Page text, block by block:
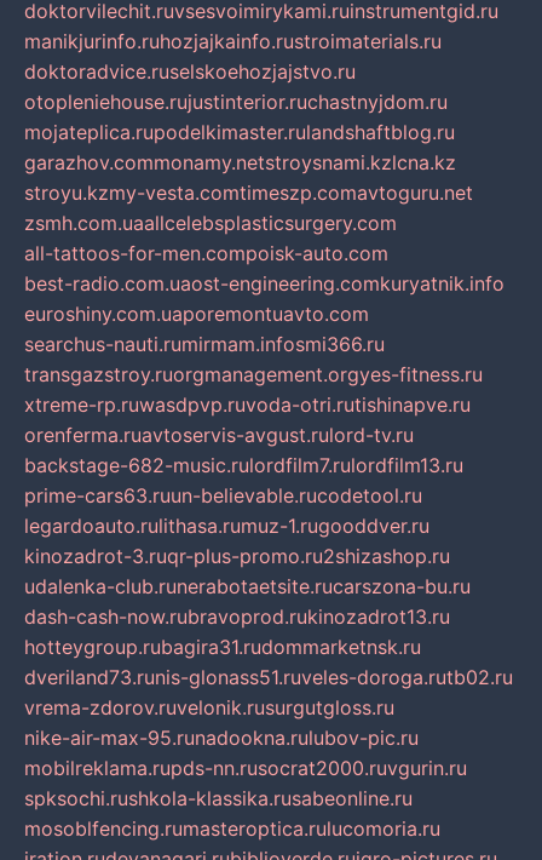
doktorvilechit.ruvsesvoimirykami.ruinstrumentgid.ru
manikjurinfo.ruhozjajkainfo.rustroimaterials.ru
doktoradvice.ruselskoehozjajstvo.ru
otopleniehouse.rujustinterior.ruchastnyjdom.ru
mojateplica.rupodelkimaster.rulandshaftblog.ru
garazhov.commonamy.netstroysnami.kzlcna.kz
stroyu.kzmy-vesta.comtimeszp.comavtoguru.net
zsmh.com.uaallcelebsplasticsurgery.com
all-tattoos-for-men.compoisk-auto.com
best-radio.com.uaost-engineering.comkuryatnik.info
euroshiny.com.uaporemontuavto.com
searchus-nauti.rumirmam.infosmi366.ru
transgazstroy.ruorgmanagement.orgyes-fitness.ru
xtreme-rp.ruwasdpvp.ruvoda-otri.rutishinapve.ru
orenferma.ruavtoservis-avgust.rulord-tv.ru
backstage-682-music.rulordfilm7.rulordfilm13.ru
prime-cars63.ruun-believable.rucodetool.ru
legardoauto.rulithasa.rumuz-1.rugooddver.ru
kinozadrot-3.ruqr-plus-promo.ru2shizashop.ru
udalenka-club.runerabotaetsite.rucarszona-bu.ru
dash-cash-now.rubravoprod.rukinozadrot13.ru
hotteygroup.rubagira31.rudommarketnsk.ru
dveriland73.runis-glonass51.ruveles-doroga.rutb02.ru
vrema-zdorov.ruvelonik.rusurgutgloss.ru
nike-air-max-95.runadookna.rulubov-pic.ru
mobilreklama.rupds-nn.rusocrat2000.ruvgurin.ru
spksochi.rushkola-klassika.rusabeonline.ru
mosoblfencing.rumasteroptica.rulucomoria.ru